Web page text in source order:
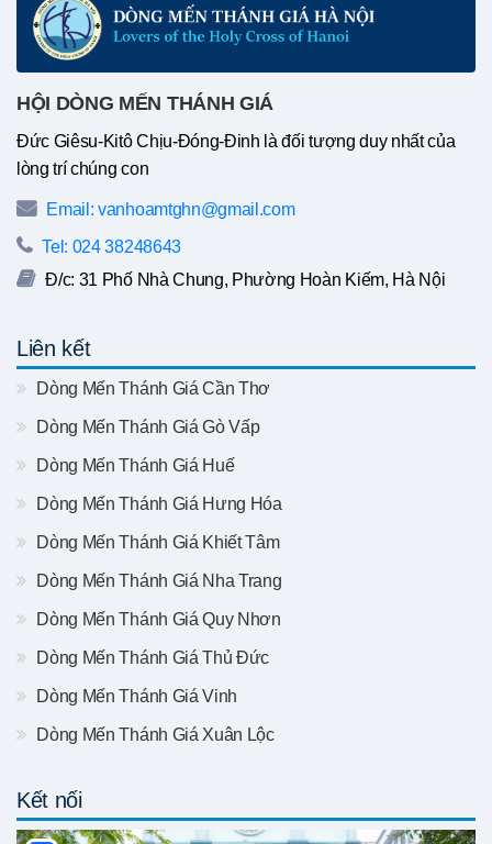
HỘI DÒNG MẾN THÁNH GIÁ
Đức Giêsu-Kitô Chịu-Đóng-Đinh là đối tượng duy nhất của
lòng trí chúng con
Email: vanhoamtghn@gmail.com
Tel: 024 38248643
Đ/c: 31 Phố Nhà Chung, Phường Hoàn Kiếm, Hà Nội
Liên kết
Dòng Mến Thánh Giá Cần Thơ
Dòng Mến Thánh Giá Gò Vấp
Dòng Mến Thánh Giá Huế
Dòng Mến Thánh Giá Hưng Hóa
Dòng Mến Thánh Giá Khiết Tâm
Dòng Mến Thánh Giá Nha Trang
Dòng Mến Thánh Giá Quy Nhơn
Dòng Mến Thánh Giá Thủ Đức
Dòng Mến Thánh Giá Vinh
Dòng Mến Thánh Giá Xuân Lộc
Kết nối